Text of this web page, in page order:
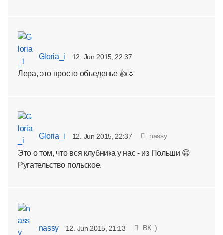
Gloria_i 12. Jun 2015, 22:37
Лера, это просто объеденье 👍🌷
Gloria_i 12. Jun 2015, 22:37 nassy
Это о том, что вся клубника у нас - из Польши 😀
Ругательство польское.
nassy 12. Jun 2015, 21:13 ВК :)